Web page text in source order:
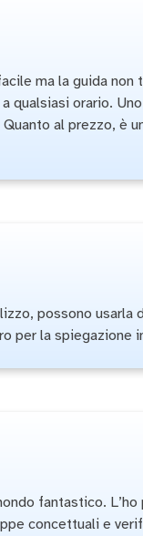
ma la guida
orario.
al prezzo, è
possono
per la spiegazione
fantastico.
concettuali e